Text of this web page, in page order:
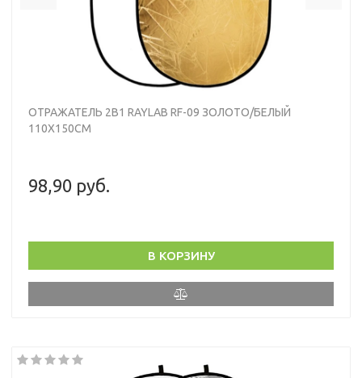
ОТРАЖАТЕЛЬ 2В1 RAYLAB RF-09 ЗОЛОТО/БЕЛЫЙ
110X150СМ
98,90 руб.
В КОРЗИНУ